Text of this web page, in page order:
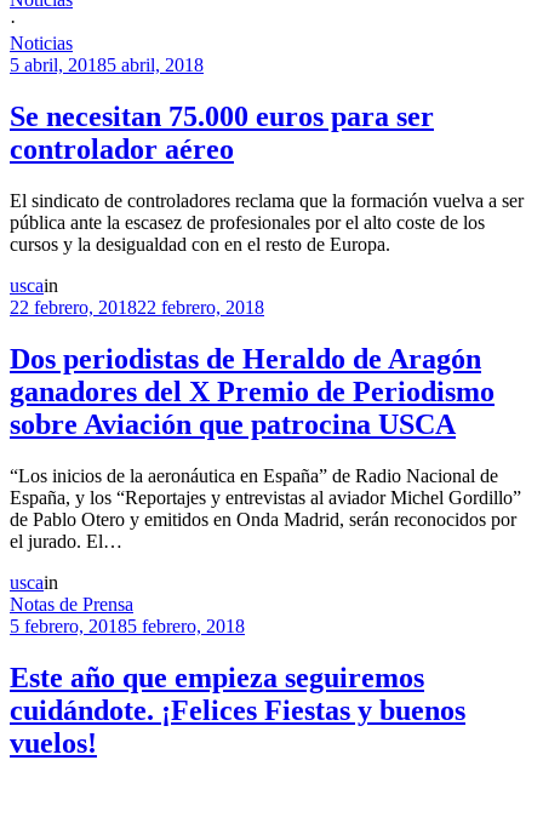
·
Noticias
5 abril, 20185 abril, 2018
Se necesitan 75.000 euros para ser
controlador aéreo
El sindicato de controladores reclama que la formación vuelva a ser
pública ante la escasez de profesionales por el alto coste de los
cursos y la desigualdad con en el resto de Europa.
uscain
22 febrero, 201822 febrero, 2018
Dos periodistas de Heraldo de Aragón
ganadores del X Premio de Periodismo
sobre Aviación que patrocina USCA
“Los inicios de la aeronáutica en España” de Radio Nacional de
España, y los “Reportajes y entrevistas al aviador Michel Gordillo”
de Pablo Otero y emitidos en Onda Madrid, serán reconocidos por
el jurado. El…
uscain
Notas de Prensa
5 febrero, 20185 febrero, 2018
Este año que empieza seguiremos
cuidándote. ¡Felices Fiestas y buenos
vuelos!